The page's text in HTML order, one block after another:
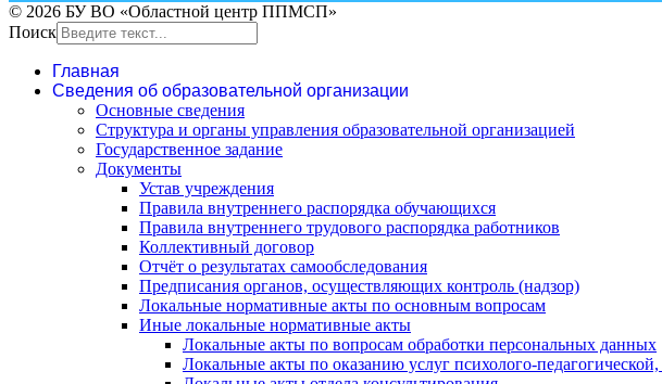
© 2026 БУ ВО «Областной центр ППМСП»
Поиск
Главная
Сведения об образовательной организации
Основные сведения
Структура и органы управления образовательной организацией
Государственное задание
Документы
Устав учреждения
Правила внутреннего распорядка обучающихся
Правила внутреннего трудового распорядка работников
Коллективный договор
Отчёт о результатах самообследования
Предписания органов, осуществляющих контроль (надзор)
Локальные нормативные акты по основным вопросам
Иные локальные нормативные акты
Локальные акты по вопросам обработки персональных данных
Локальные акты по оказанию услуг психолого-